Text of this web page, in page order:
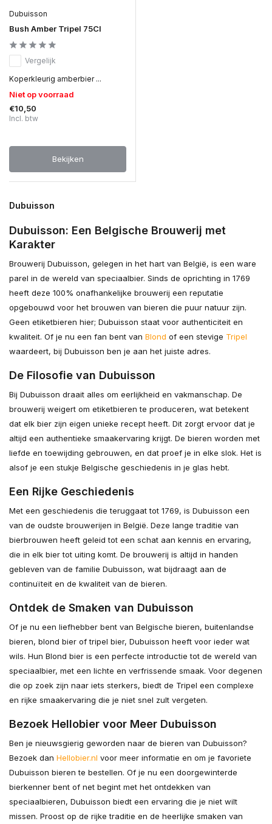
Dubuisson
Bush Amber Tripel 75Cl
Vergelijk
Koperkleurig amberbier ...
Niet op voorraad
€10,50
Incl. btw
Bekijken
Dubuisson
Dubuisson: Een Belgische Brouwerij met
Karakter
Brouwerij Dubuisson, gelegen in het hart van België, is een ware
parel in de wereld van speciaalbier. Sinds de oprichting in 1769
heeft deze 100% onafhankelijke brouwerij een reputatie
opgebouwd voor het brouwen van bieren die puur natuur zijn.
Geen etiketbieren hier; Dubuisson staat voor authenticiteit en
kwaliteit. Of je nu een fan bent van Blond of een stevige Tripel
waardeert, bij Dubuisson ben je aan het juiste adres.
De Filosofie van Dubuisson
Bij Dubuisson draait alles om eerlijkheid en vakmanschap. De
brouwerij weigert om etiketbieren te produceren, wat betekent
dat elk bier zijn eigen unieke recept heeft. Dit zorgt ervoor dat je
altijd een authentieke smaakervaring krijgt. De bieren worden met
liefde en toewijding gebrouwen, en dat proef je in elke slok. Het is
alsof je een stukje Belgische geschiedenis in je glas hebt.
Een Rijke Geschiedenis
Met een geschiedenis die teruggaat tot 1769, is Dubuisson een
van de oudste brouwerijen in België. Deze lange traditie van
bierbrouwen heeft geleid tot een schat aan kennis en ervaring,
die in elk bier tot uiting komt. De brouwerij is altijd in handen
gebleven van de familie Dubuisson, wat bijdraagt aan de
continuïteit en de kwaliteit van de bieren.
Ontdek de Smaken van Dubuisson
Of je nu een liefhebber bent van Belgische bieren, buitenlandse
bieren, blond bier of tripel bier, Dubuisson heeft voor ieder wat
wils. Hun Blond bier is een perfecte introductie tot de wereld van
speciaalbier, met een lichte en verfrissende smaak. Voor degenen
die op zoek zijn naar iets sterkers, biedt de Tripel een complexe
en rijke smaakervaring die je niet snel zult vergeten.
Bezoek Hellobier voor Meer Dubuisson
Ben je nieuwsgierig geworden naar de bieren van Dubuisson?
Bezoek dan Hellobier.nl voor meer informatie en om je favoriete
Dubuisson bieren te bestellen. Of je nu een doorgewinterde
bierkenner bent of net begint met het ontdekken van
speciaalbieren, Dubuisson biedt een ervaring die je niet wilt
missen. Proost op de rijke traditie en de heerlijke smaken van